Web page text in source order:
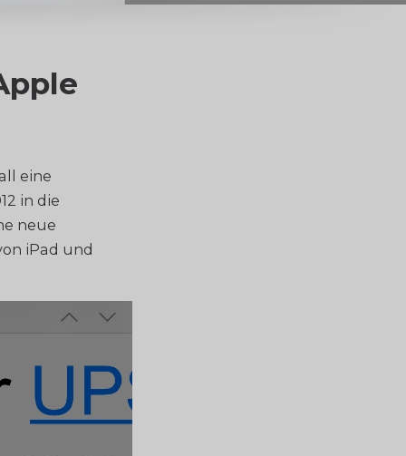
eine
in die
neue
iPad und